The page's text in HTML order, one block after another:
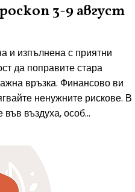
3-9 август
и изпълнена с приятни
да поправите стара
връзка. Финансово ви
ненужните рискове. В
въздуха, особ...